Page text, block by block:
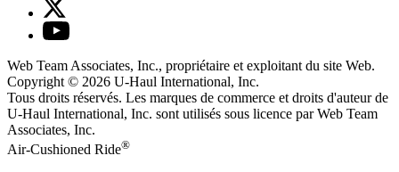
Web Team Associates, Inc., propriétaire et exploitant du site Web.
Copyright © 2026 U-Haul International, Inc.
Tous droits réservés. Les marques de commerce et droits d'auteur de
U-Haul International, Inc. sont utilisés sous licence par Web Team
Associates, Inc.
Air-Cushioned Ride®